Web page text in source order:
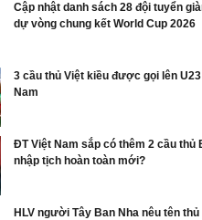
Cập nhật danh sách 28 đội tuyển
dự vòng chung kết World Cup 2026
3 cầu thủ Việt kiều được gọi lên
Nam
ĐT Việt Nam sắp có thêm 2 cầu thủ
nhập tịch hoàn toàn mới?
HLV người Tây Ban Nha nêu tên thủ